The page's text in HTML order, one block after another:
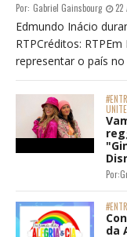
Por: Gabriel Gainsbourg 22
Edmundo Inácio
RTPCréditos:
representar o país
Por:
da